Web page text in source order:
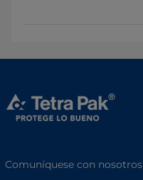
Comuníquese con nosotros